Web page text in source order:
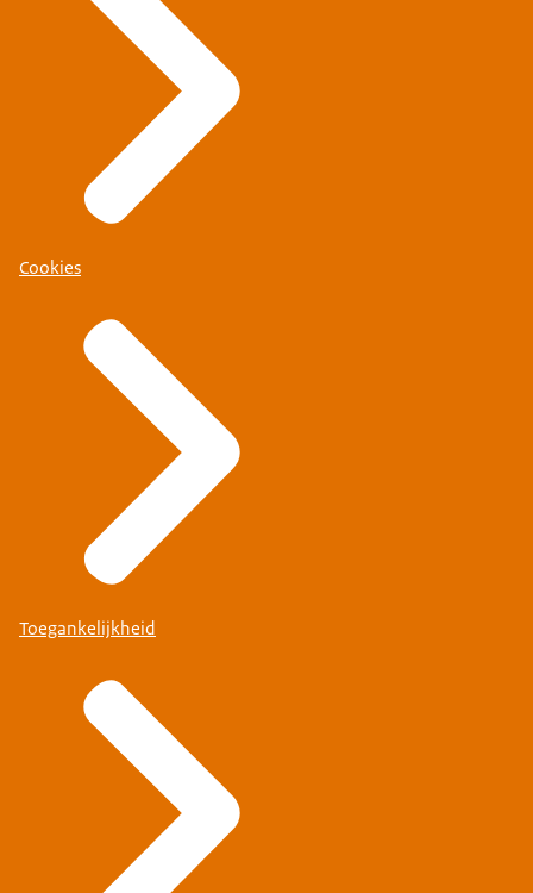
Cookies
Toegankelijkheid